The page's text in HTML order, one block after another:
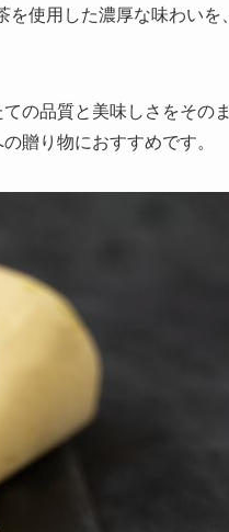
使用した濃厚な味わいを、
の品質と美味しさをそのま
贈り物におすすめです。